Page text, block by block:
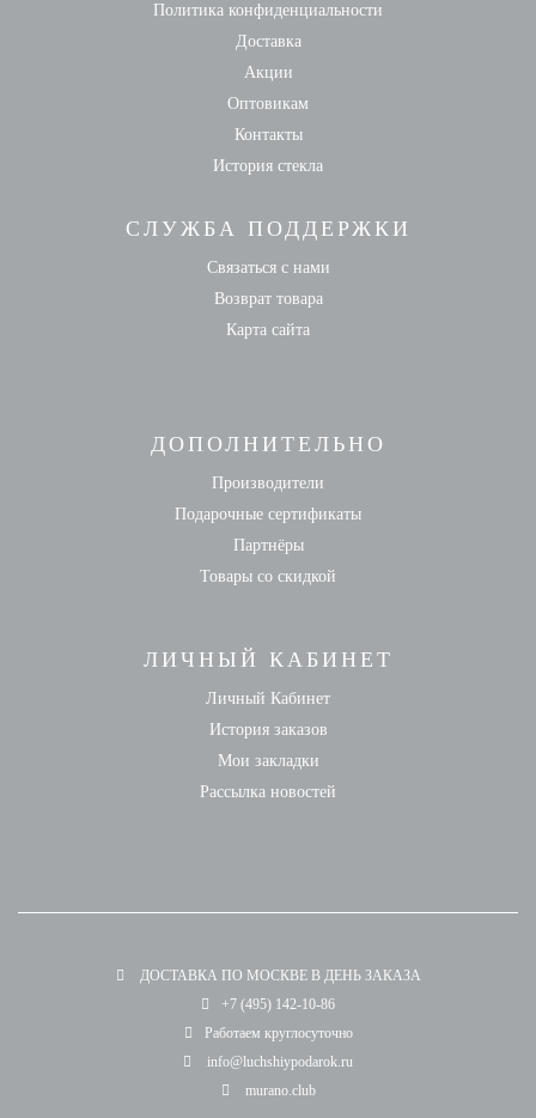
Политика конфиденциальности
Доставка
Акции
Оптовикам
Контакты
История стекла
СЛУЖБА ПОДДЕРЖКИ
Связаться с нами
Возврат товара
Карта сайта
ДОПОЛНИТЕЛЬНО
Производители
Подарочные сертификаты
Партнёры
Товары со скидкой
ЛИЧНЫЙ КАБИНЕТ
Личный Кабинет
История заказов
Мои закладки
Рассылка новостей
ДОСТАВКА ПО МОСКВЕ В ДЕНЬ ЗАКАЗА
+7 (495) 142-10-86
Работаем круглосуточно
info@luchshiypodarok.ru
murano.club